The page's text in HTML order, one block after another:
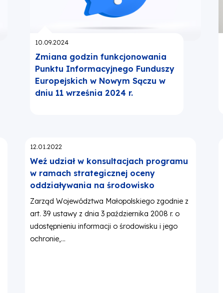
Opublikowano:
10.09.2024
Zmiana godzin funkcjonowania
Punktu Informacyjnego Funduszy
Europejskich w Nowym Sączu w
dniu 11 września 2024 r.
Opublikowano:
12.01.2022
Weź udział w konsultacjach programu
w ramach strategicznej oceny
oddziaływania na środowisko
Zarząd Województwa Małopolskiego zgodnie z
art. 39 ustawy z dnia 3 października 2008 r. o
udostępnieniu informacji o środowisku i jego
ochronie,...